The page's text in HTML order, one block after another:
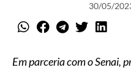
30/05/
Em parceria com o Senai,